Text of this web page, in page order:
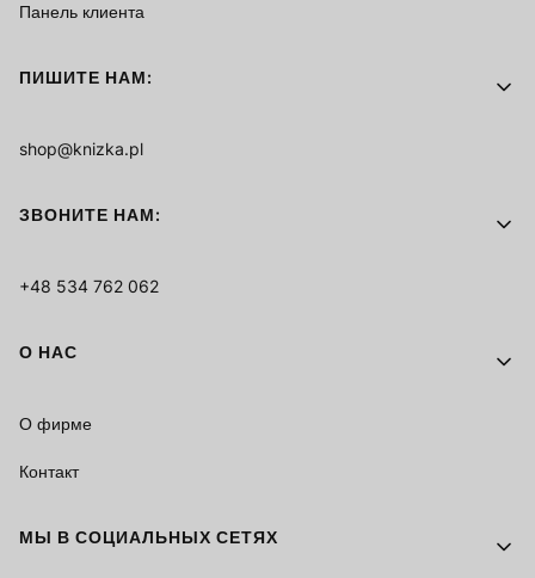
Панель клиента
ПИШИТЕ НАМ:
shop@knizka.pl
ЗВОНИТЕ НАМ:
+48 534 762 062
О НАС
О фирме
Контакт
МЫ В СОЦИАЛЬНЫХ СЕТЯХ